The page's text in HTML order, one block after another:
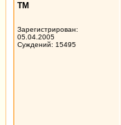
ТМ
Зарегистрирован:
05.04.2005
Суждений: 15495